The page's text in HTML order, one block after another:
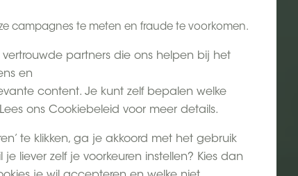
campagnes te meten en fraude te voorkomen.
partners die ons helpen bij het
en
content. Je kunt zelf bepalen welke
ons Cookiebeleid voor meer details.
te klikken, ga je akkoord met het gebruik
je liever zelf je voorkeuren instellen? Kies dan